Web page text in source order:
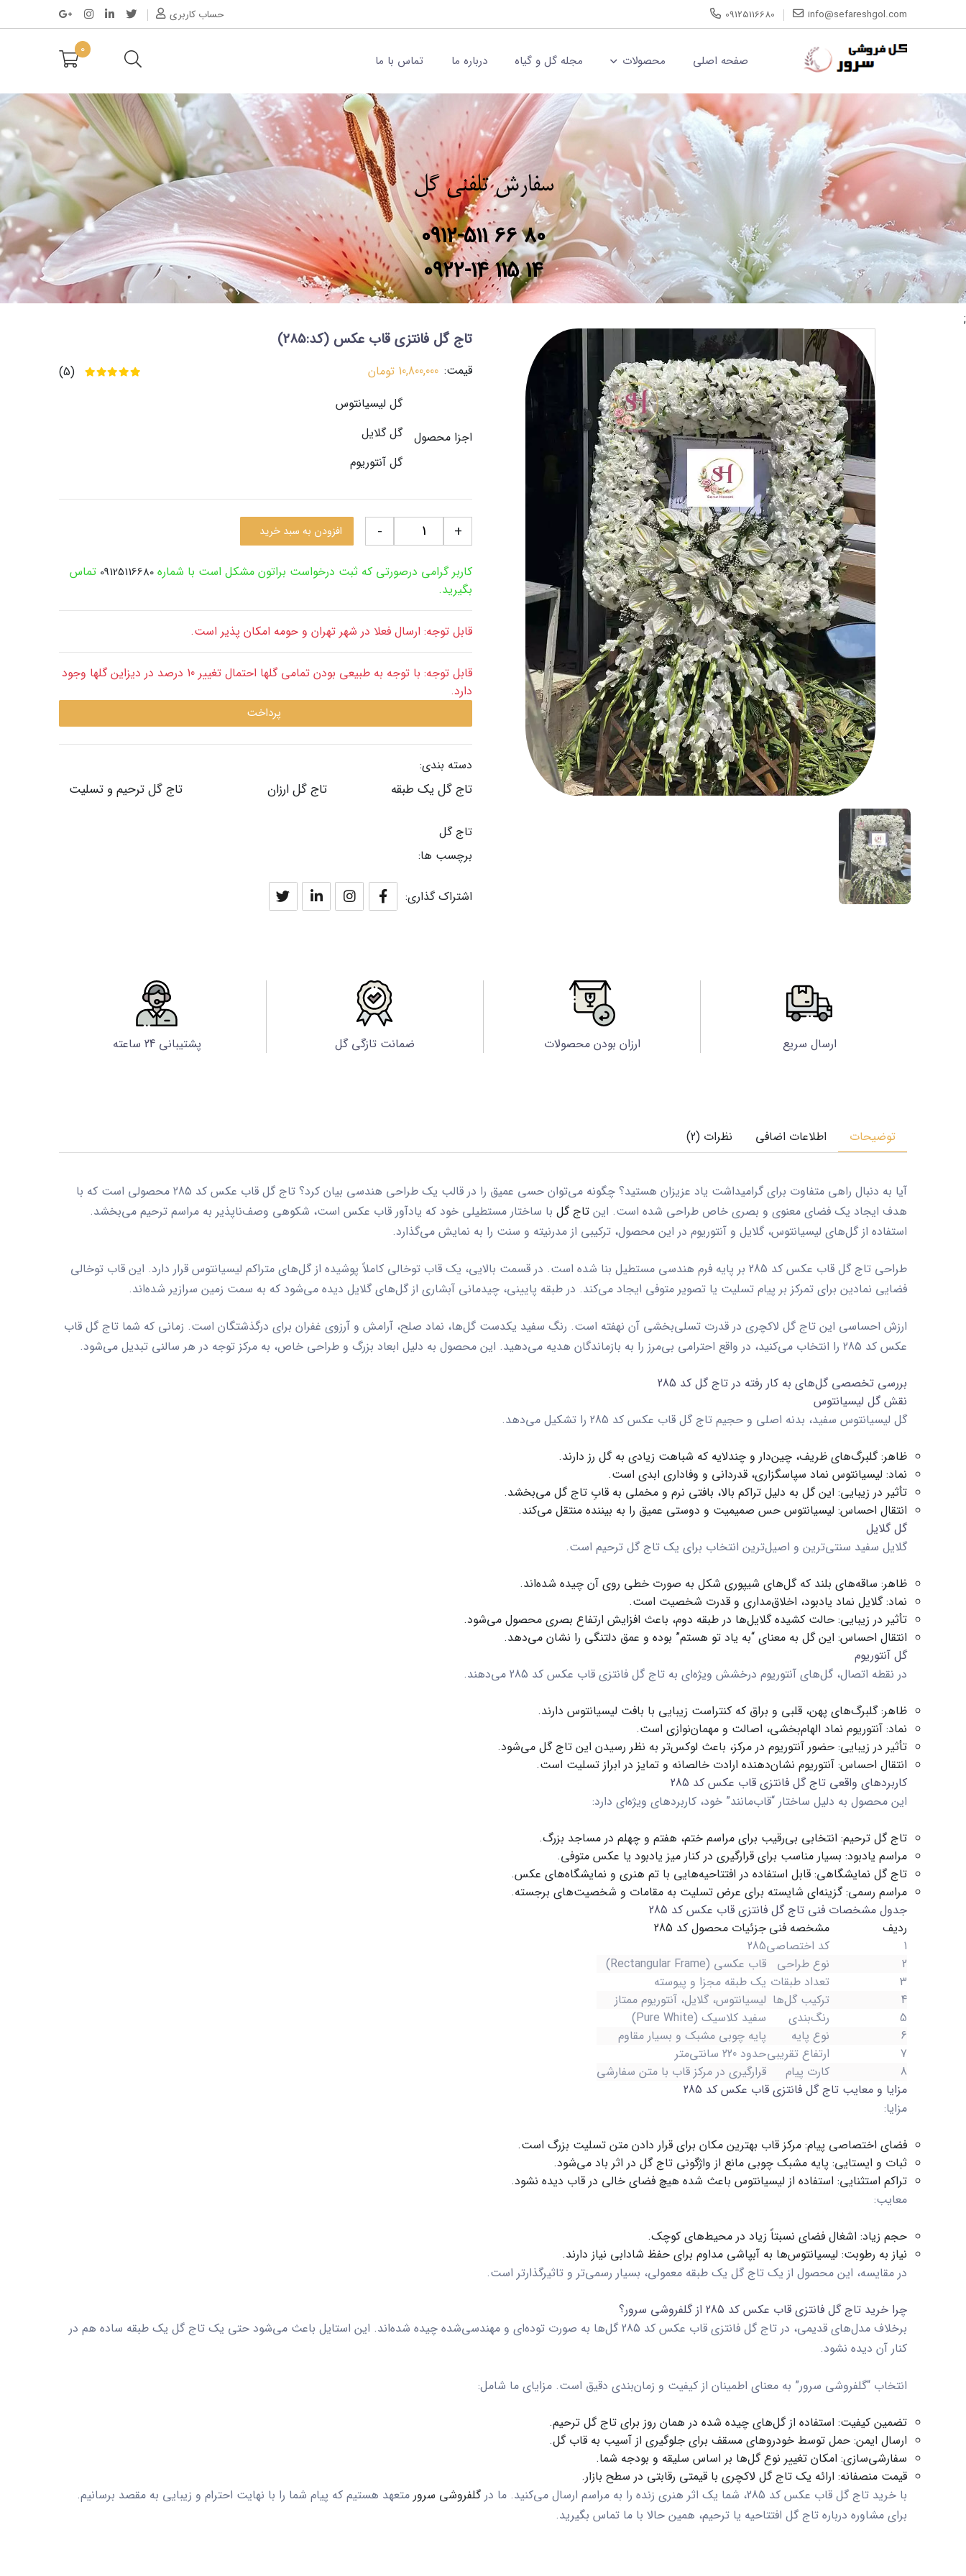
info@sefareshgol.com
09125116680 حساب کاربری
صفحه اصلی محصولات مجله گل و گیاه درباره ما تماس با ما
0
سفارش تلفنی گل
0912-511 66 80
0922-14 115 14
;
تاج گل فانتزی قاب عکس (کد:285)
قیمت: 10,800,000 تومان (5)
اجزا محصول
گل لیسیانتوس
گل گلایل
گل آنتوریوم
+
- افزودن به سبد خرید
کاربر گرامی درصورتی که ثبت درخواست براتون مشکل است با شماره 09125116680 تماس
بگیرید.
قابل توجه: ارسال فعلا در شهر تهران و حومه امکان پذیر است.
قابل توجه: با توجه به طبیعی بودن تمامی گلها احتمال تغییر 10 درصد در دیزاین گلها وجود
دارد.
پرداخت
دسته بندی:
تاج گل یک طبقه تاج گل ارزان تاج گل ترحیم و تسلیت
تاج گل
برچسب ها:
اشتراک گذاری:
ارسال سریع ارزان بودن محصولات ضمانت تازگی گل پشتیبانی 24 ساعته
توضیحات اطلاعات اضافی نظرات (2)
آیا به دنبال راهی متفاوت برای گرامیداشت یاد عزیزان هستید؟ چگونه می‌توان حسی عمیق را در قالب یک طراحی هندسی بیان کرد؟تاج گل قاب عکس کد 285
محصولی است که با
هدف ایجاد یک فضای معنوی و بصری خاص طراحی شده است. اینتاج گل با ساختار مستطیلی خود که یادآور قاب عکس است، شکوهی وصف‌ناپذیر به مراسم ترحیم می‌بخشد.
استفاده از گل‌های لیسیانتوس، گلایل و آنتوریوم در این محصول، ترکیبی از مدرنیته و سنت را به نمایش می‌گذارد.
طراحیتاج گل قاب عکس کد 285
بر پایه فرم هندسی مستطیل بنا شده است. در قسمت بالایی، یک قاب توخالی کاملاً پوشیده از گل‌های متراکم لیسیانتوس قرار دارد. این قاب توخالی
فضایی نمادین برای تمرکز بر پیام تسلیت یا تصویر متوفی ایجاد می‌کند. در طبقه پایینی، چیدمانی آبشاری از گل‌های گلایل دیده می‌شود که به سمت زمین سرازیر شده‌اند.
ارزش احساسی اینتاج گل لاکچری در قدرت تسلی‌بخشی آن نهفته است. رنگ سفید یکدست گل‌ها، نماد صلح، آرامش و آرزوی غفران برای درگذشتگان است. زمانی که شماتاج گل قاب
عکس کد 285
را انتخاب می‌کنید، در واقع احترامی بی‌مرز را به بازماندگان هدیه می‌دهید. این محصول به دلیل ابعاد بزرگ و طراحی خاص، به مرکز توجه در هر سالنی تبدیل می‌شود.
بررسی تخصصی گل‌های به کار رفته در تاج گل کد 285
نقش گل لیسیانتوس
گل لیسیانتوس سفید، بدنه اصلی و حجیمتاج گل قاب عکس کد 285 را تشکیل می‌دهد.
ظاهر:گلبرگ‌های ظریف، چین‌دار و چندلایه که شباهت زیادی به گل رز دارند.
نماد: لیسیانتوس نماد سپاسگزاری، قدردانی و وفاداری ابدی است.
تأثیر در زیبایی: این گل به دلیل تراکم بالا، بافتی نرم و مخملی به قابِ تاج گل می‌بخشد.
انتقال احساس: لیسیانتوس حس صمیمیت و دوستی عمیق را به بیننده منتقل می‌کند.
گل گلایل
گلایل سفید سنتی‌ترین و اصیل‌ترین انتخاب برای یکتاج گل ترحیم است.
ظاهر: ساقه‌های بلند که گل‌های شیپوری شکل به صورت خطی روی آن چیده شده‌اند.
نماد:گلایل نماد یادبود، اخلاق‌مداری و قدرت شخصیت است.
تأثیر در زیبایی: حالت کشیده گلایل‌ها در طبقه دوم، باعث افزایش ارتفاع بصری محصول می‌شود.
انتقال احساس: این گل به معنای “به یاد تو هستم” بوده و عمق دلتنگی را نشان می‌دهد.
گل آنتوریوم
در نقطه اتصال، گل‌های آنتوریوم درخشش ویژه‌ای بهتاج گل فانتزی قاب عکس کد 285 می‌دهند.
ظاهر:گلبرگ‌های پهن، قلبی و براق که کنتراست زیبایی با بافت لیسیانتوس دارند.
نماد: آنتوریوم نماد الهام‌بخشی، اصالت و مهمان‌نوازی است.
تأثیر در زیبایی: حضور آنتوریوم در مرکز، باعث لوکس‌تر به نظر رسیدن اینتاج گل می‌شود.
انتقال احساس: آنتوریوم نشان‌دهنده ارادت خالصانه و تمایز در ابراز تسلیت است.
کاربردهای واقعی تاج گلفانتزی قاب عکس کد 285
این محصول به دلیل ساختار “قاب‌مانند” خود، کاربردهای ویژه‌ای دارد:
تاج گل ترحیم: انتخابی بی‌رقیب برای مراسم ختم، هفتم و چهلم در مساجد بزرگ.
مراسم یادبود: بسیار مناسب برای قرارگیری در کنار میز یادبود یا عکس متوفی.
تاج گل نمایشگاهی: قابل استفاده در افتتاحیه‌هایی با تم هنری و نمایشگاه‌های عکس.
مراسم رسمی:گزینه‌ای شایسته برای عرض تسلیت به مقامات و شخصیت‌های برجسته.
جدول مشخصات فنی تاج گلفانتزی قاب عکس کد 285
ردیف
مشخصه فنی جزئیات محصول کد 285
1
کد اختصاصی285
2
نوع طراحی
قاب عکسی (Rectangular Frame)
3
تعداد طبقات یک طبقه مجزا و پیوسته
4
ترکیب گل‌ها لیسیانتوس، گلایل، آنتوریوم ممتاز
5
رنگ‌بندی
سفید کلاسیک (Pure White)
6
نوع پایه
پایه چوبی مشبک و بسیار مقاوم
7
ارتفاع تقریبیحدود 220 سانتی‌متر
8
کارت پیام
قرارگیری در مرکز قاب با متن سفارشی
مزایا و معایب تاج گل فانتزی قاب عکس کد 285
مزایا:
فضای اختصاصی پیام: مرکز قاب بهترین مکان برای قرار دادن متن تسلیت بزرگ است.
ثبات و ایستایی: پایه مشبک چوبی مانع از واژگونی تاج گل در اثر باد می‌شود.
تراکم استثنایی: استفاده از لیسیانتوس باعث شده هیچ فضای خالی در قاب دیده نشود.
معایب:
حجم زیاد: اشغال فضای نسبتاً زیاد در محیط‌های کوچک.
نیاز به رطوبت: لیسیانتوس‌ها به آبپاشی مداوم برای حفظ شادابی نیاز دارند.
در مقایسه، این محصول از یکتاج گل یک طبقه معمولی، بسیار رسمی‌تر و تاثیرگذارتر است.
چرا خرید تاج گلفانتزی قاب عکس کد 285 از گلفروشی سرور؟
برخلاف مدل‌های قدیمی، درتاج گل فانتزی قاب عکس کد 285 گل‌ها به صورت توده‌ای و مهندسی‌شده چیده شده‌اند. این استایل باعث می‌شود حتی یکتاج گل یک طبقه ساده هم در
کنار آن دیده نشود.
انتخاب “گلفروشی سرور” به معنای اطمینان از کیفیت و زمان‌بندی دقیق است. مزایای ما شامل:
تضمین کیفیت: استفاده از گل‌های چیده شده در همان روز برایتاج گل ترحیم.
ارسال ایمن: حمل توسط خودروهای مسقف برای جلوگیری از آسیب به قاب گل.
سفارشی‌سازی: امکان تغییر نوع گل‌ها بر اساس سلیقه و بودجه شما.
قیمت منصفانه: ارائه یکتاج گل لاکچری با قیمتی رقابتی در سطح بازار.
با خریدتاج گل قاب عکس کد 285 ، شما یک اثر هنری زنده را به مراسم ارسال می‌کنید. ما درگلفروشی سرور متعهد هستیم که پیام شما را با نهایت احترام و زیبایی به مقصد برسانیم.
برای مشاوره دربارهتاج گل افتتاحیه یا ترحیم، همین حالا با ما تماس بگیرید.